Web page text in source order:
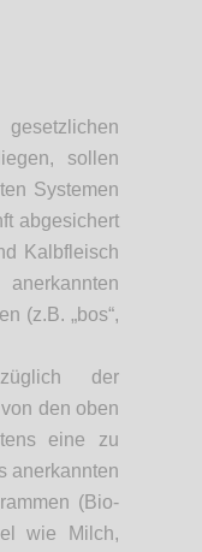
sollen
Systemen
abgesichert
Kalbfleisch
(z.B. „bos“,
der
den oben
eine zu
anerkannten
(Bio-
wie Milch,